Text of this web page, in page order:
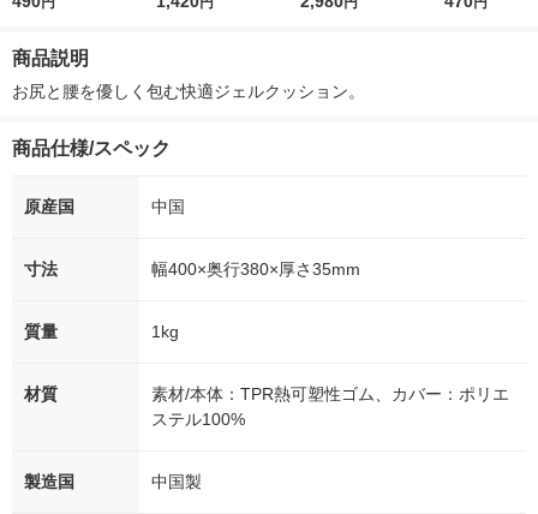
シ） オリジナル
商品説明
お尻と腰を優しく包む快適ジェルクッション。
商品仕様/スペック
原産国 中国
寸法 幅400×奥行380×厚さ35mm
質量 1kg
材質
素材/本体：TPR熱可塑性ゴム、カバー：ポリエ
ステル100%
製造国 中国製